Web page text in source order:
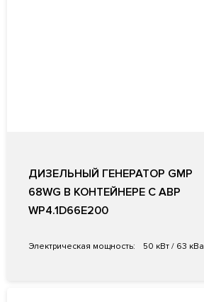
ДИЗЕЛЬНЫЙ ГЕНЕРАТОР GMP
68WG В КОНТЕЙНЕРЕ С АВР
WP4.1D66E200
Электрическая мощность: 50 кВт / 63 кВа